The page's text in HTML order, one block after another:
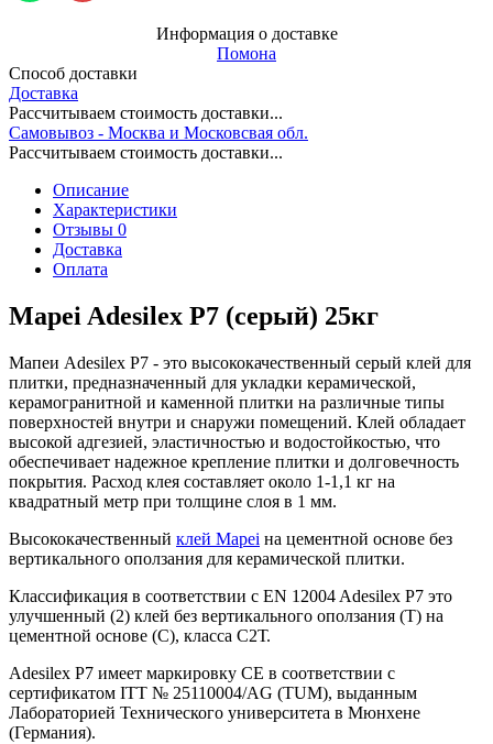
Информация о доставке
Помона
Способ доставки
Доставка
Рассчитываем стоимость доставки...
Самовывоз - Москва и Московсвая обл.
Рассчитываем стоимость доставки...
Описание
Характеристики
Отзывы 0
Доставка
Оплата
Mapei Adesilex P7 (серый) 25кг
Мапеи Adesilex P7 - это высококачественный серый клей для
плитки, предназначенный для укладки керамической,
керамогранитной и каменной плитки на различные типы
поверхностей внутри и снаружи помещений. Клей обладает
высокой адгезией, эластичностью и водостойкостью, что
обеспечивает надежное крепление плитки и долговечность
покрытия. Расход клея составляет около 1-1,1 кг на
квадратный метр при толщине слоя в 1 мм.
Высококачественный клей Mapei на цементной основе без
вертикального оползания для керамической плитки.
Классификация в соответствии с EN 12004 Adesilex P7 это
улучшенный (2) клей без вертикального оползания (Т) на
цементной основе (С), класса С2Т.
Adesilex P7 имеет маркировку СЕ в соответствии с
сертификатом ITT № 25110004/AG (TUM), выданным
Лабораторией Технического университета в Мюнхене
(Германия).